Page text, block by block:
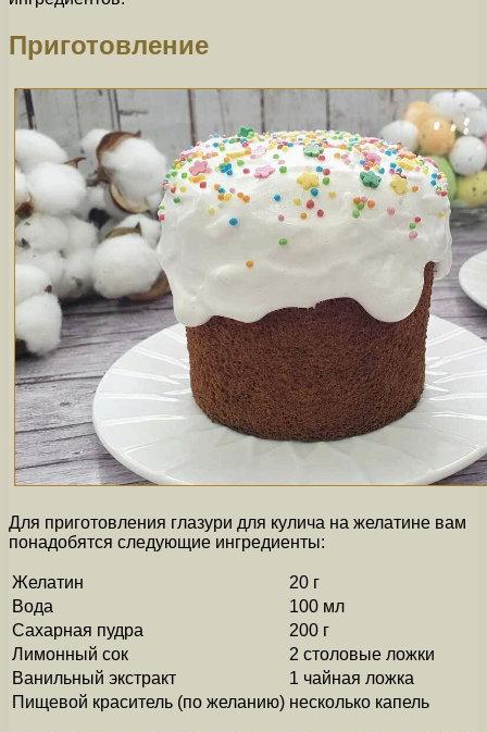
Приготовление
Для приготовления глазури для кулича на желатине вам
понадобятся следующие ингредиенты:
Желатин
20 г
Вода
100 мл
Сахарная пудра
200 г
Лимонный сок
2 столовые ложки
Ванильный экстракт
1 чайная ложка
Пищевой краситель (по желанию) несколько капель